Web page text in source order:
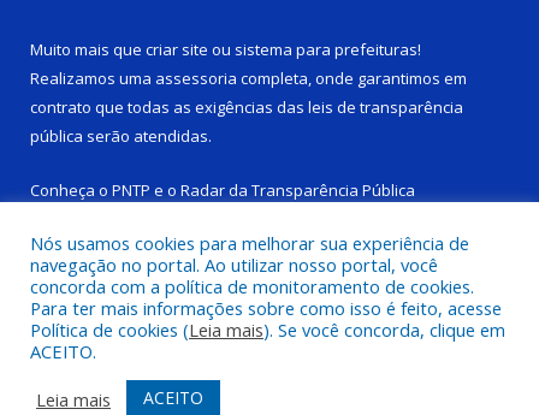
Muito mais que criar site ou sistema para prefeituras!
Realizamos uma assessoria completa, onde garantimos em
contrato que todas as exigências das leis de transparência
pública serão atendidas.
Conheça o PNTP e o Radar da Transparência Pública
Todos os direitos reservados a Câmara Municipal de Ponta de
Pedras.
Mapa do Site
Acessar Área Administrativa
Nós usamos cookies para melhorar sua experiência de
navegação no portal. Ao utilizar nosso portal, você
concorda com a política de monitoramento de cookies.
Para ter mais informações sobre como isso é feito, acesse
Política de cookies (Leia mais). Se você concorda, clique em
ACEITO.
Leia mais
ACEITO